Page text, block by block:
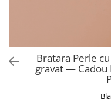
Cadou Educatoare /
Profesoare
Cadouri Cupluri
Bijuterii Tematice Sport
Bijuterii cu mesaj
Bijuterii personalizate
Bratara Perle
gravat — Cadou